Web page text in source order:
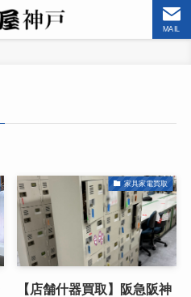
MAIL
家具家電買取
【店舗什器買取】阪急阪神